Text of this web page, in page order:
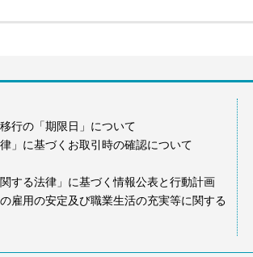
行の「期限日」について
」に基づくお取引時の確認について
する法律」に基づく情報公表と行動計画
雇用の安定及び職業生活の充実等に関する